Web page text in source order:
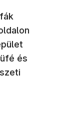
és